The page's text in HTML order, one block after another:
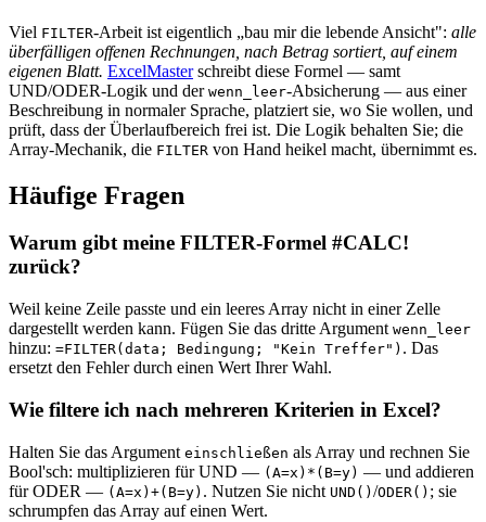
Viel FILTER-Arbeit ist eigentlich „bau mir die lebende Ansicht": alle
überfälligen offenen Rechnungen, nach Betrag sortiert, auf einem
eigenen Blatt. ExcelMasterschreibt diese Formel — samt
UND/ODER-Logik und der wenn_leer-Absicherung — aus einer
Beschreibung in normaler Sprache, platziert sie, wo Sie wollen, und
prüft, dass der Überlaufbereich frei ist. Die Logik behalten Sie; die
Array-Mechanik, die FILTER von Hand heikel macht, übernimmt es.
Häufige Fragen
Warum gibt meine FILTER-Formel #CALC!
zurück?
Weil keine Zeile passte und ein leeres Array nicht in einer Zelle
dargestellt werden kann. Fügen Sie das dritte Argument wenn_leer
hinzu: =FILTER(data; Bedingung; "Kein Treffer") . Das
ersetzt den Fehler durch einen Wert Ihrer Wahl.
Wie filtere ich nach mehreren Kriterien in Excel?
Halten Sie das Argument einschließen als Array und rechnen Sie
Bool'sch: multiplizieren für UND — (A=x)*(B=y) — und addieren
für ODER — (A=x)+(B=y) . Nutzen Sie nicht UND() /ODER() ; sie
schrumpfen das Array auf einen Wert.